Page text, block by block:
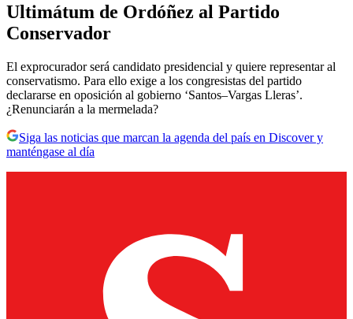
Ultimátum de Ordóñez al Partido
Conservador
El exprocurador será candidato presidencial y quiere representar al
conservatismo. Para ello exige a los congresistas del partido
declararse en oposición al gobierno ‘Santos–Vargas Lleras’.
¿Renunciarán a la mermelada?
Siga las noticias que marcan la agenda del país en Discover y
manténgase al día